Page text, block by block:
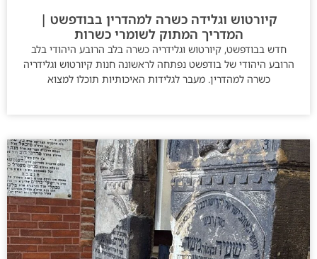
קיורטוש וגלידה כשרה למהדרין בבודפשט |
המדריך המתוק לשומרי כשרות
חדש בבודפשט, קיורטוש וגלידריה כשרה בלב הרובע היהודי בלב
הרובע היהודי של בודפשט נפתחה לראשונה חנות קיורטוש וגלידריה
כשרה למהדרין. מעבר לגלידות האיכותיות תוכלו למצוא